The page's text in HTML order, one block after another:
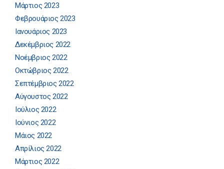
Μάρτιος 2023
Φεβρουάριος 2023
Ιανουάριος 2023
Δεκέμβριος 2022
Νοέμβριος 2022
Οκτώβριος 2022
Σεπτέμβριος 2022
Αύγουστος 2022
Ιούλιος 2022
Ιούνιος 2022
Μάιος 2022
Απρίλιος 2022
Μάρτιος 2022